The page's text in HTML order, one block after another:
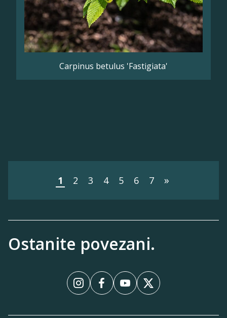
Carpinus betulus 'Fastigiata'
1 2 3 4 5 6 7 »
Ostanite povezani.
InstagramInstagram
FacebookFacebook
YouTubeYouTube
XX